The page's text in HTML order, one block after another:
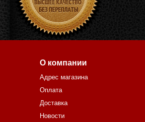
О компании
Адрес магазина
Оплата
Доставка
Новости